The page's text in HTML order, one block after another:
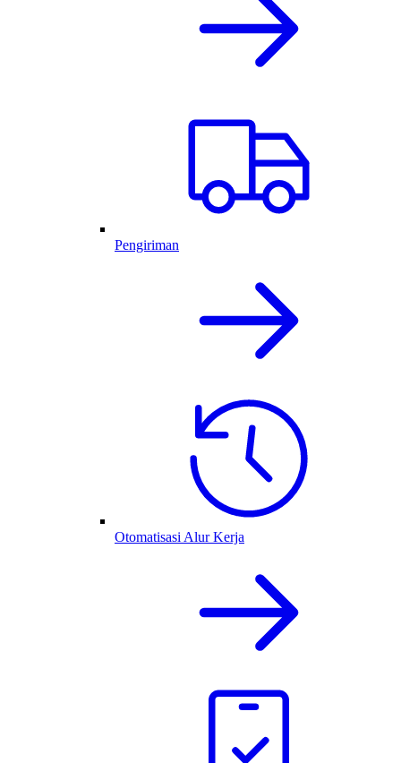
Pengiriman
Otomatisasi Alur Kerja